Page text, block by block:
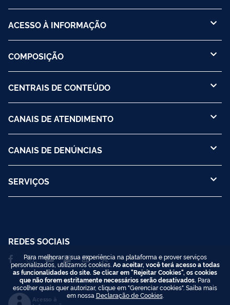
ACESSO À INFORMAÇÃO
COMPOSIÇÃO
CENTRAIS DE CONTEÚDO
CANAIS DE ATENDIMENTO
CANAIS DE DENÚNCIAS
SERVIÇOS
REDES SOCIAIS
Acesso à
Para melhorar a sua experiência na plataforma e prover serviços
personalizados, utilizamos cookies. Ao aceitar, você terá acesso a todas
as funcionalidades do site. Se clicar em "Rejeitar Cookies", os cookies
que não forem estritamente necessários serão desativados. Para
escolher quais quer autorizar, clique em "Gerenciar cookies". Saiba mais
em nossa Declaração de Cookies.